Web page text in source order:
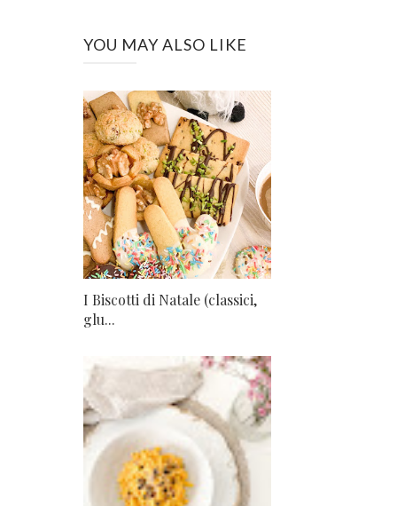
YOU MAY ALSO LIKE
I Biscotti di Natale (classici,
glu...